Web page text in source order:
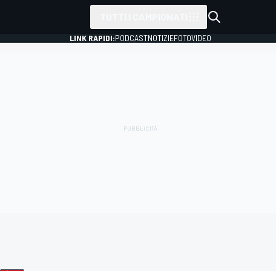
LINK RAPIDI:PODCASTNOTIZIEFOTOVIDEO